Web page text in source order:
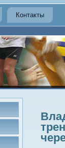
Контакты